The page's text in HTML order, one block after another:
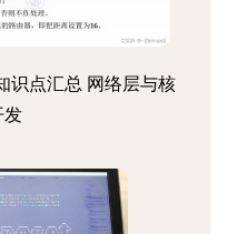
识点汇总 网络层与核
发